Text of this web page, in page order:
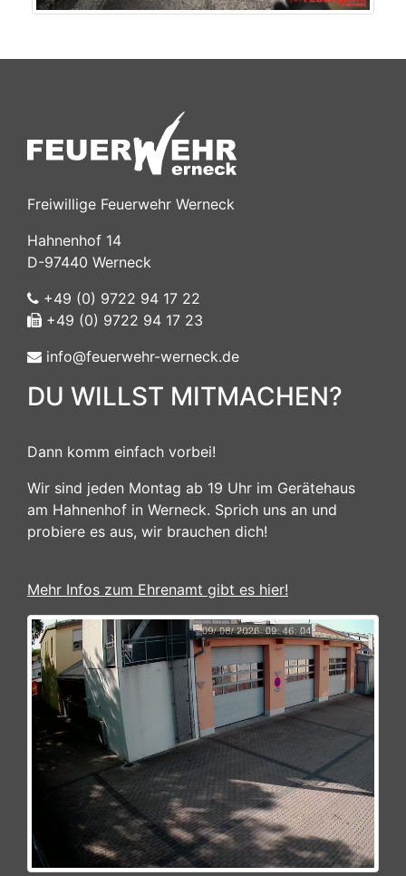
Freiwillige Feuerwehr Werneck
Hahnenhof 14
D-97440 Werneck
+49 (0) 9722 94 17 22
+49 (0) 9722 94 17 23
info@feuerwehr-werneck.de
DU WILLST MITMACHEN?
Dann komm einfach vorbei!
Wir sind jeden Montag ab 19 Uhr im Gerätehaus
am Hahnenhof in Werneck. Sprich uns an und
probiere es aus, wir brauchen dich!
Mehr Infos zum Ehrenamt gibt es hier!